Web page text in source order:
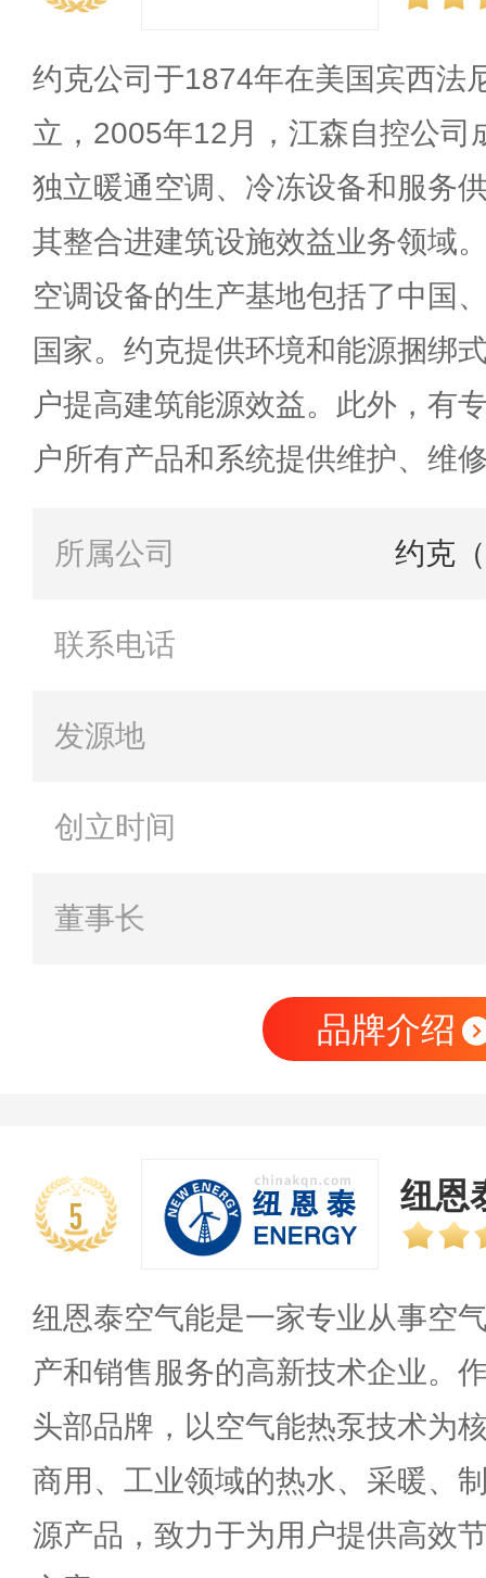
约克公司于1874年在美国宾西法
立，2005年12月，江森自控公司
独立暖通空调、冷冻设备和服务
其整合进建筑设施效益业务领域
空调设备的生产基地包括了中国
国家。约克提供环境和能源捆绑
户提高建筑能源效益。此外，有
户所有产品和系统提供维护、维
所属公司 约克
联系电话
发源地
创立时间
董事长
品牌介绍
5 纽恩
纽恩泰空气能是一家专业从事空
产和销售服务的高新技术企业。
头部品牌，以空气能热泵技术为
商用、工业领域的热水、采暖、
源产品，致力于为用户提供高效